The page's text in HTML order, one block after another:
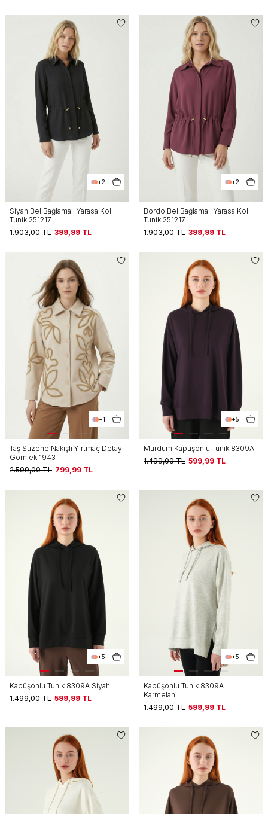
+2
Siyah Bel Bağlamalı Yarasa Kol
Tunik 251217
1.903,00TL 399,99 TL
+2
Bordo Bel Bağlamalı Yarasa Kol
Tunik 251217
1.903,00TL 399,99 TL
+1
Taş Süzene Nakışlı Yırtmaç Detay
Gömlek 1943
2.599,00TL 799,99 TL
+5
Mürdüm Kapüşonlu Tunik 8309A
1.499,00TL 599,99 TL
+5
Kapüşonlu Tunik 8309A Siyah
1.499,00TL 599,99 TL
+5
Kapüşonlu Tunik 8309A
Karmelanj
1.499,00TL 599,99 TL